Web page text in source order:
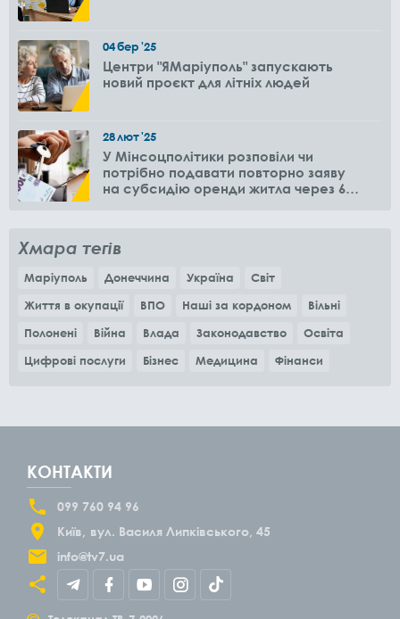
04бер'25
Центри "ЯМаріуполь" запускають
новий проєкт для літніх людей
28лют'25
У Мінсоцполітики розповіли чи
потрібно подавати повторно заяву
на субсидію оренди житла через 6
Хмара тегів
Маріуполь Донеччина Україна
Світ
Життя в окупації
ВПО Наші за кордоном
Вільні
Полонені
Війна Влада Законодавство
Освіта
Цифрові послуги
Бізнес Медицина Фінанси
КОНТАКТИ
099 760 94 96
Київ
вул. Василя Липківського, 45
info@tv7.ua